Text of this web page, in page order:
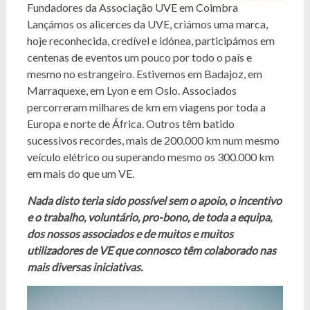
Fundadores da Associação UVE em Coimbra
Lançámos os alicerces da UVE, criámos uma marca,
hoje reconhecida, credível e idónea, participámos em
centenas de eventos um pouco por todo o país e
mesmo no estrangeiro. Estivemos em Badajoz, em
Marraquexe, em Lyon e em Oslo. Associados
percorreram milhares de km em viagens por toda a
Europa e norte de África. Outros têm batido
sucessivos recordes, mais de 200.000 km num mesmo
veículo elétrico ou superando mesmo os 300.000 km
em mais do que um VE.
Nada disto teria sido possível sem o apoio, o incentivo
e o trabalho, voluntário, pro-bono, de toda a equipa,
dos nossos associados e de muitos e muitos
utilizadores de VE que connosco têm colaborado nas
mais diversas iniciativas.